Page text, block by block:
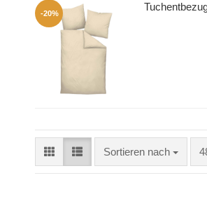
-20%
Sortieren nach